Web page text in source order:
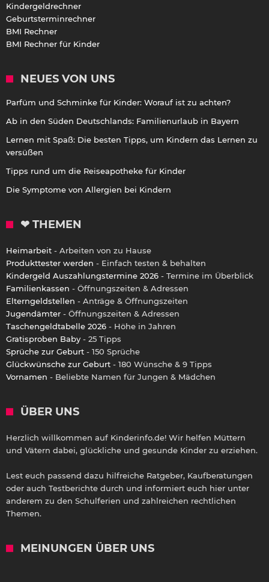
Kindergeldrechner
Geburtsterminrechner
BMI Rechner
BMI Rechner für Kinder
NEUES VON UNS
Parfüm und Schminke für Kinder: Worauf ist zu achten?
Ab in den Süden Deutschlands: Familienurlaub in Bayern
Lernen mit Spaß: Die besten Tipps, um Kindern das Lernen zu
versüßen
Tipps rund um die Reiseapotheke für Kinder
Die Symptome von Allergien bei Kindern
❤ THEMEN
Heimarbeit - Arbeiten von zu Hause
Produkttester werden - Einfach testen & behalten
Kindergeld Auszahlungstermine 2026 - Termine im Überblick
Familienkassen - Öffnungszeiten & Adressen
Elterngeldstellen - Anträge & Öffnungszeiten
Jugendämter - Öffnungszeiten & Adressen
Taschengeldtabelle 2026 - Höhe in Jahren
Gratisproben Baby - 25 Tipps
Sprüche zur Geburt - 150 Sprüche
Glückwünsche zur Geburt - 180 Wünsche & 9 Tipps
Vornamen - Beliebte Namen für Jungen & Mädchen
ÜBER UNS
Herzlich willkommen auf Kinderinfo.de! Wir helfen Müttern
und Vätern dabei, glückliche und gesunde Kinder zu erziehen.
Lest euch passend dazu hilfreiche Ratgeber, Kaufberatungen
oder auch Testberichte durch und informiert euch hier unter
anderem zu den Schulferien und zahlreichen rechtlichen
Themen.
MEINUNGEN ÜBER UNS